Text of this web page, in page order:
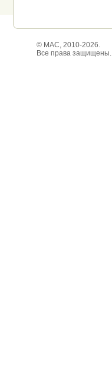
© МАС, 2010-2026.
Все права защищены.